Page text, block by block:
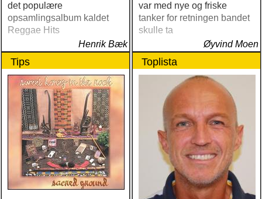
det populære
opsamlingsalbum kaldet
Reggae Hits
Henrik Bæk
var med nye og friske
tanker for retningen bandet
skulle ta
Øyvind Moen
Tips Toplista